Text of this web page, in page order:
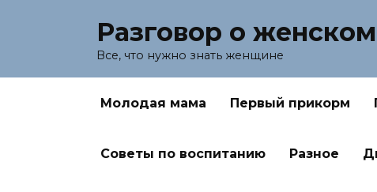
Разговор о женском
Все, что нужно знать женщине
Молодая мама Первый прикорм
Советы по воспитанию Разное